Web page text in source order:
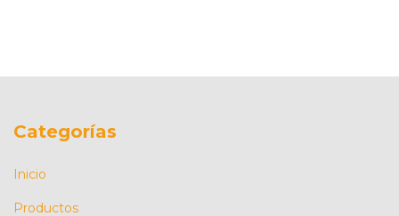
Categorías
Inicio
Productos